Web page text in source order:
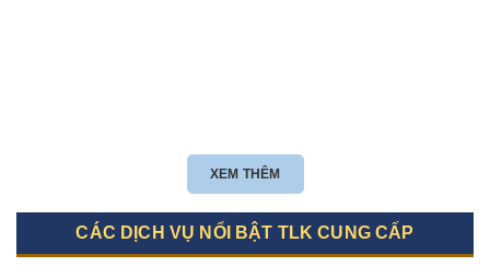
XEM THÊM
CÁC DỊCH VỤ NỔI BẬT TLK CUNG CẤP